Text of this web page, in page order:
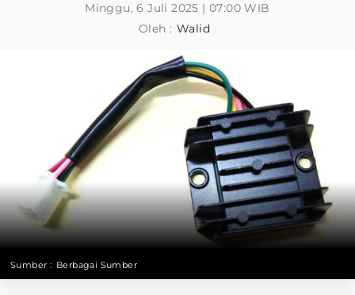
Minggu, 6 Juli 2025 | 07:00 WIB
Oleh : Walid
Sumber : Berbagai Sumber